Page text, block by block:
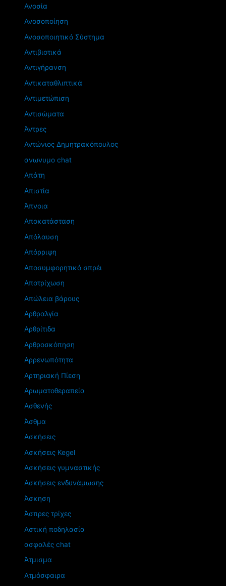
Ανοσία
Ανοσοποίηση
Ανοσοποιητικό Σύστημα
Αντιβιοτικά
Αντιγήρανση
Αντικαταθλιπτικά
Αντιμετώπιση
Αντισώματα
Άντρες
Αντώνιος Δημητρακόπουλος
ανωνυμο chat
Απάτη
Απιστία
Άπνοια
Αποκατάσταση
Απόλαυση
Απόρριψη
Αποσυμφορητικό σπρέι
Αποτρίχωση
Απώλεια βάρους
Αρθραλγία
Αρθρίτιδα
Αρθροσκόπηση
Αρρενωπότητα
Αρτηριακή Πίεση
Αρωματοθεραπεία
Ασθενής
Άσθμα
Ασκήσεις
Ασκήσεις Kegel
Ασκήσεις γυμναστικής
Ασκήσεις ενδυνάμωσης
Άσκηση
Άσπρες τρίχες
Αστική ποδηλασία
ασφαλές chat
Άτμισμα
Ατμόσφαιρα